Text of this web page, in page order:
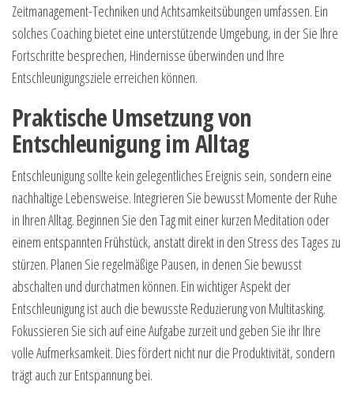
Zeitmanagement-Techniken und Achtsamkeitsübungen umfassen. Ein
solches Coaching bietet eine unterstützende Umgebung, in der Sie Ihre
Fortschritte besprechen, Hindernisse überwinden und Ihre
Entschleunigungsziele erreichen können.
Praktische Umsetzung von
Entschleunigung im Alltag
Entschleunigung sollte kein gelegentliches Ereignis sein, sondern eine
nachhaltige Lebensweise. Integrieren Sie bewusst Momente der Ruhe
in Ihren Alltag. Beginnen Sie den Tag mit einer kurzen Meditation oder
einem entspannten Frühstück, anstatt direkt in den Stress des Tages zu
stürzen. Planen Sie regelmäßige Pausen, in denen Sie bewusst
abschalten und durchatmen können. Ein wichtiger Aspekt der
Entschleunigung ist auch die bewusste Reduzierung von Multitasking.
Fokussieren Sie sich auf eine Aufgabe zurzeit und geben Sie ihr Ihre
volle Aufmerksamkeit. Dies fördert nicht nur die Produktivität, sondern
trägt auch zur Entspannung bei.